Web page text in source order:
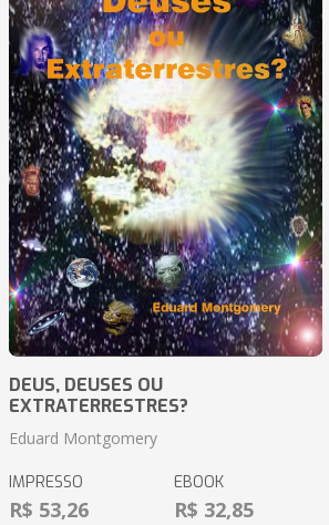
DEUS, DEUSES OU
EXTRATERRESTRES?
Eduard Montgomery
IMPRESSO
R$ 53,26
EBOOK
R$ 32,85